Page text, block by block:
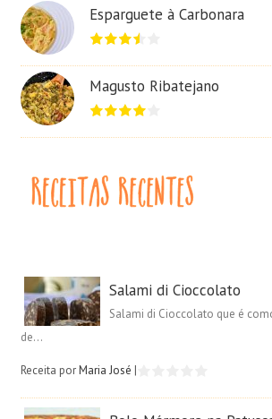
Esparguete à Carbonara
Magusto Ribatejano
Salami di Cioccolato
Salami di Cioccolato que é
de...
Receita porMaria José |